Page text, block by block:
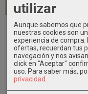
Diadema niña
ceremonia con
flores en...
9,95 €
19,90 €
utilizar
Aunque sabemos que
nuestras cookies son
experiencia de compra.
ofertas, recuerdan tus
navegación y nos
click en "Aceptar"
uso. Para saber más,
privacidad